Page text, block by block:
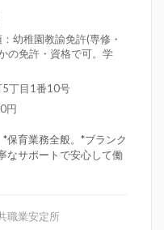
幼稚園教諭免許(専修・
の免許・資格で可。学
5丁目1番10号
円
保育業務全般。*ブランク
なサポートで安心して働
職業安定所